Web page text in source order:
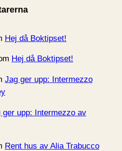
Hej då Boktipset!
Hej då Boktipset!
Jag ger upp: Intermezzo
ger upp: Intermezzo av
Rent hus av Alia Trabucco